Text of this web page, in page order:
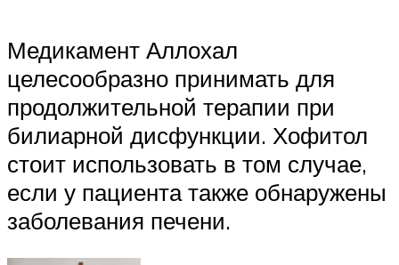
Медикамент Аллохал
целесообразно принимать для
продолжительной терапии при
билиарной дисфункции. Хофитол
стоит использовать в том случае,
если у пациента также обнаружены
заболевания печени.